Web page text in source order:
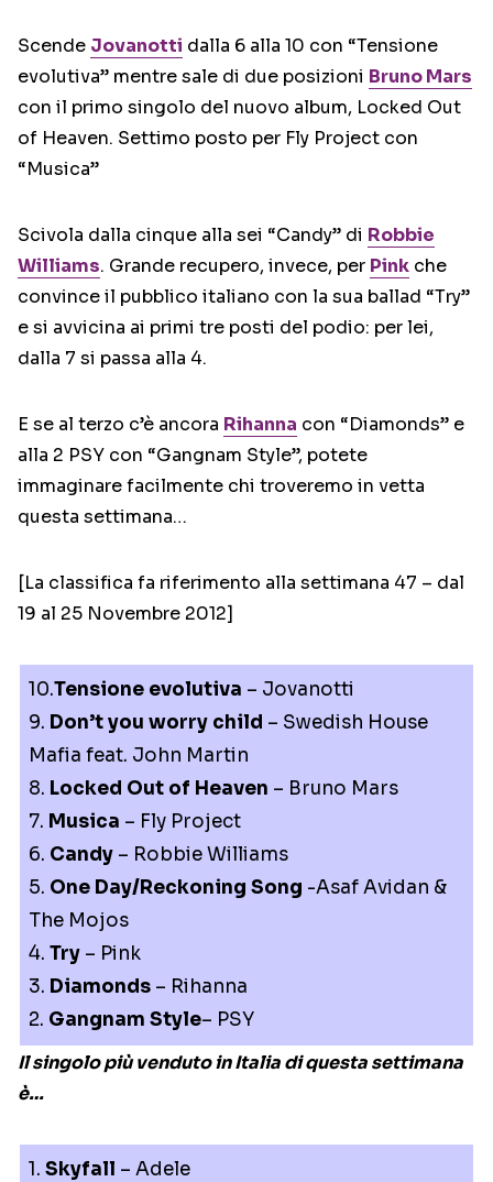
Scende Jovanotti dalla 6 alla 10 con “Tensione
evolutiva” mentre sale di due posizioni Bruno Mars
con il primo singolo del nuovo album, Locked Out
of Heaven. Settimo posto per Fly Project con
“Musica”
Scivola dalla cinque alla sei “Candy” di Robbie
Williams. Grande recupero, invece, per Pink che
convince il pubblico italiano con la sua ballad “Try”
e si avvicina ai primi tre posti del podio: per lei,
dalla 7 si passa alla 4.
E se al terzo c’è ancora Rihanna con “Diamonds” e
alla 2 PSY con “Gangnam Style”, potete
immaginare facilmente chi troveremo in vetta
questa settimana…
[La classifica fa riferimento alla settimana 47 – dal
19 al 25 Novembre 2012]
10.Tensione evolutiva – Jovanotti
9. Don’t you worry child – Swedish House
Mafia feat. John Martin
8. Locked Out of Heaven – Bruno Mars
7. Musica – Fly Project
6. Candy – Robbie Williams
5. One Day/Reckoning Song -Asaf Avidan &
The Mojos
4. Try – Pink
3. Diamonds – Rihanna
2. Gangnam Style– PSY
Il singolo più venduto in Italia di questa settimana
è…
1. Skyfall – Adele